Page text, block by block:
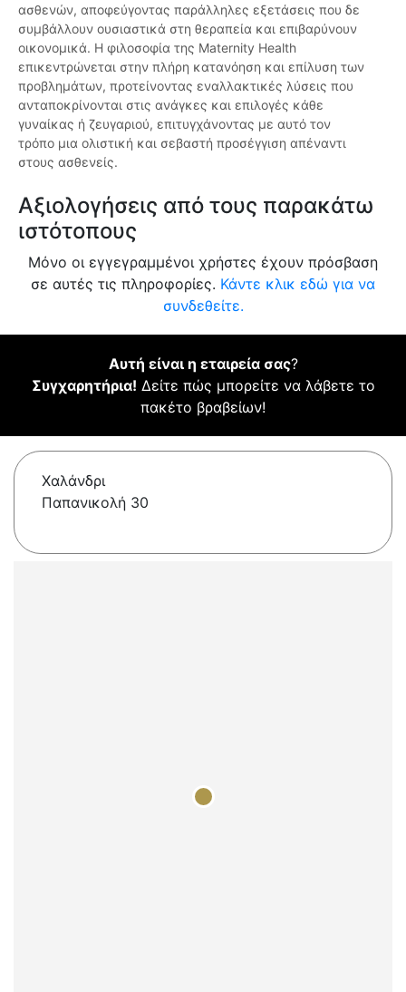
ασθενών, αποφεύγοντας παράλληλες εξετάσεις που δε
συμβάλλουν ουσιαστικά στη θεραπεία και επιβαρύνουν
οικονομικά. Η φιλοσοφία της Maternity Health
επικεντρώνεται στην πλήρη κατανόηση και επίλυση των
προβλημάτων, προτείνοντας εναλλακτικές λύσεις που
ανταποκρίνονται στις ανάγκες και επιλογές κάθε
γυναίκας ή ζευγαριού, επιτυγχάνοντας με αυτό τον
τρόπο μια ολιστική και σεβαστή προσέγγιση απέναντι
στους ασθενείς.
Αξιολογήσεις από τους παρακάτω
ιστότοπους
Μόνο οι εγγεγραμμένοι χρήστες έχουν πρόσβαση
σε αυτές τις πληροφορίες. Κάντε κλικ εδώ για να
συνδεθείτε.
Αυτή είναι η εταιρεία σας?
Συγχαρητήρια! Δείτε πώς μπορείτε να λάβετε το
πακέτο βραβείων!
Χαλάνδρι
Παπανικολή 30